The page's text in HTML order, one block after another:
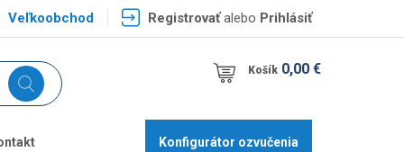
Veľkoobchod Registrovaťalebo Prihlásiť
Košík 0,00 €
Konfigurátor ozvučenia